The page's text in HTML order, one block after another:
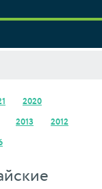
2020
2013 2012